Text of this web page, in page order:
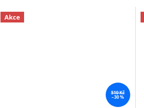
Akce
510 Kč
–30 %